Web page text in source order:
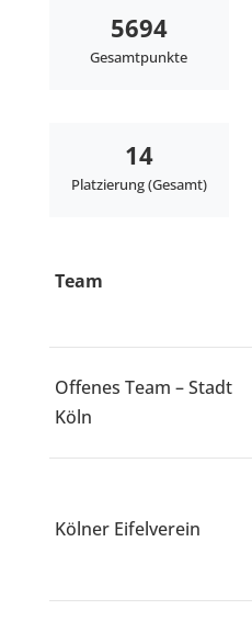
5694
Gesamtpunkte
14
Platzierung (Gesamt)
Team
Offenes Team – Stadt
Köln
Kölner Eifelverein